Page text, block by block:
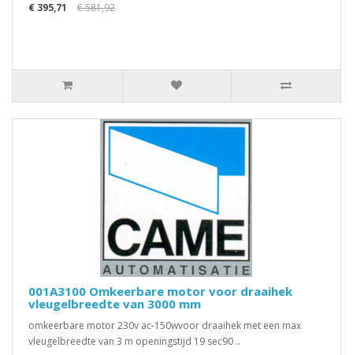
€ 395,71
€ 581,92
001A3100 Omkeerbare motor voor draaihek
vleugelbreedte van 3000 mm
omkeerbare motor 230v ac-150wvoor draaihek met een max
vleugelbreedte van 3 m openingstijd 19 sec90 ..